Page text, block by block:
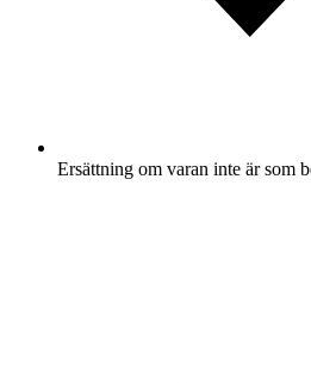
Ersättning om varan inte är som